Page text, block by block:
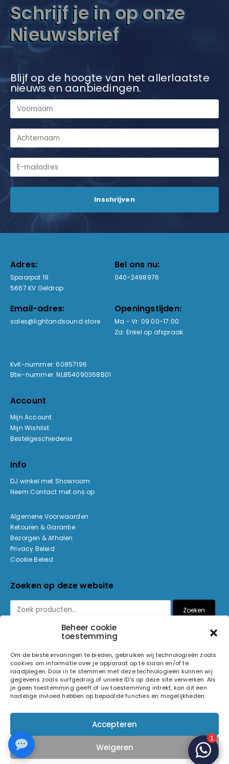
Beheer cookie
toestemming
Om de beste ervaringen te bieden, gebruiken wij technologieën zoals
cookies om informatie over je apparaat op te slaan en/of te
raadplegen. Door in te stemmen met deze technologieën kunnen wij
gegevens zoals surfgedrag of unieke ID's op deze site verwerken. Als
je geen toestemming geeft of uw toestemming intrekt, kan dit een
nadelige invloed hebben op bepaalde functies en mogelijkheden.
Accepteren
Weigeren
Schrijf je in op onze
Nieuwsbrief
Blijf op de hoogte van het allerlaatste
nieuws en aanbiedingen.
Adres:
Spaarpot 19
5667 KV Geldrop
Bel ons nu:
040-2498976
Email-adres:
sales@lightandsound.store
Openingstijden:
Ma - Vr: 09:00-17:00
Za: Enkel op afspraak
KvK-nummer: 60857196
Btw-nummer: NL854090368B01
Account
Mijn Account
Mijn Wishlist
Bestelgeschiedenis
Info
DJ winkel met Showroom
Neem Contact met ons op
Algemene Voorwaarden
Retouren & Garantie
Bezorgen & Afhalen
Privacy Beleid
Cookie Beleid
Zoeken op deze website
Zoeken
© 2026 Light and Sound Factory. Alle rechten voorbehouden.
Volg ons op